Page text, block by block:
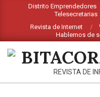
contenido
Distrito Emprendedores
Telesecretarias
Revista de Internet
Hablemos de
BITACORA
REVISTA DE